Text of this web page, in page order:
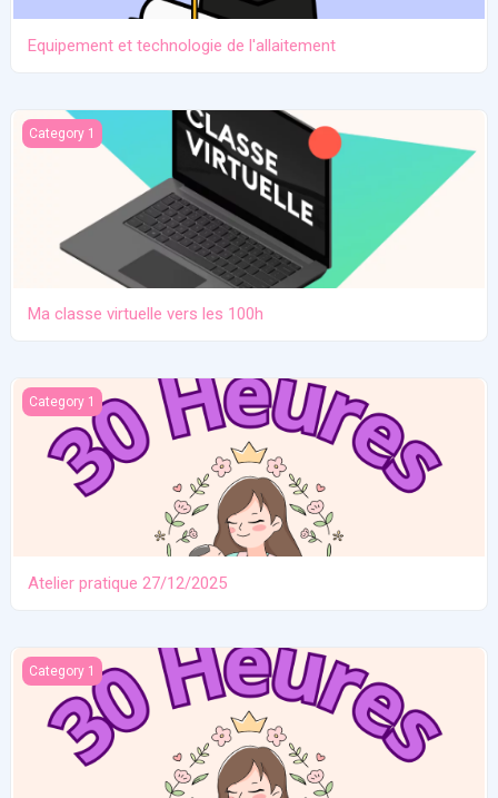
Equipement et technologie de l'allaitement
Ma classe virtuelle vers les 100h
Category 1
Ma classe virtuelle vers les 100h
Atelier pratique 27/12/2025
Category 1
Atelier pratique 27/12/2025
IHAB et compétences en communication
Category 1